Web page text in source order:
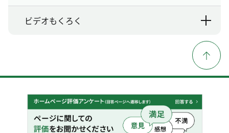
ビデオもくろく